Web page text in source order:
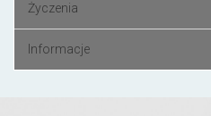
Życzenia
Informacje